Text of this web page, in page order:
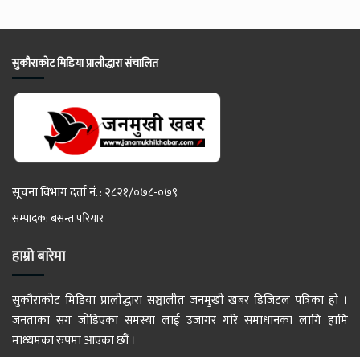
सुकौराकोट मिडिया प्रालीद्धारा संचालित
सूचना विभाग दर्ता नं. : २८२१/०७८-०७९
सम्पादक: बसन्त परियार
हाम्रो बारेमा
सुकौराकोट मिडिया प्रालीद्धारा सञ्चालीत जनमुखी खबर डिजिटल पत्रिका हो ।
जनताका संग जोडिएका समस्या लाई उजागर गरि समाधानका लागि हामि
माध्यमका रुपमा आएका छौं ।